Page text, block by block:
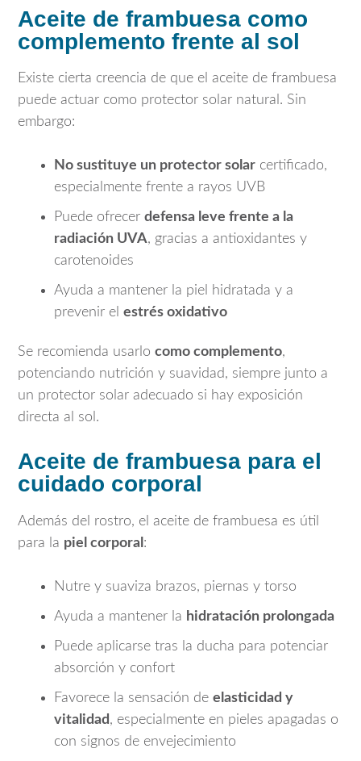
Aceite de frambuesa como
complemento frente al sol
Existe cierta creencia de que el aceite de frambuesa
puede actuar como protector solar natural. Sin
embargo:
No sustituye un protector solar certificado,
especialmente frente a rayos UVB
Puede ofrecer defensa leve frente a la
radiación UVA, gracias a antioxidantes y
carotenoides
Ayuda a mantener la piel hidratada y a
prevenir el estrés oxidativo
Se recomienda usarlo como complemento,
potenciando nutrición y suavidad, siempre junto a
un protector solar adecuado si hay exposición
directa al sol.
Aceite de frambuesa para el
cuidado corporal
Además del rostro, el aceite de frambuesa es útil
para la piel corporal :
Nutre y suaviza brazos, piernas y torso
Ayuda a mantener la hidratación prolongada
Puede aplicarse tras la ducha para potenciar
absorción y confort
Favorece la sensación de elasticidad y
vitalidad , especialmente en pieles apagadas o
con signos de envejecimiento